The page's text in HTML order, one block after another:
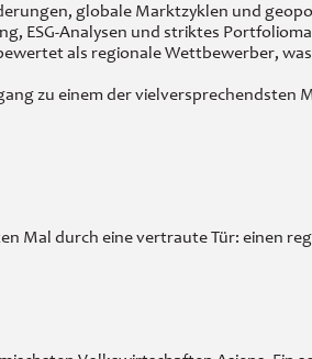
globale Marktzyklen und
ESG-Analysen und striktes
als regionale Wettbewerber,
zu einem der vielversprechendsten
Mal durch eine vertraute Tür: einen